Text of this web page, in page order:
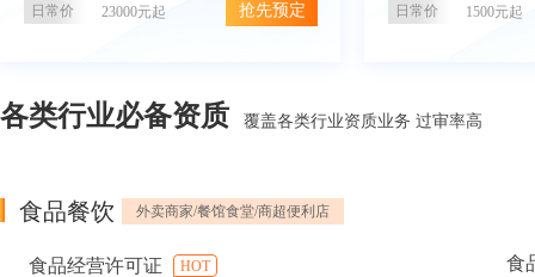
日常价 23000元起 抢先预定 日常价 1500元起
各类行业必备资质 覆盖各类行业资质业务 过审率高
食品餐饮 外卖商家/餐馆食堂/商超便利店
食品经营许可证 HOT 食